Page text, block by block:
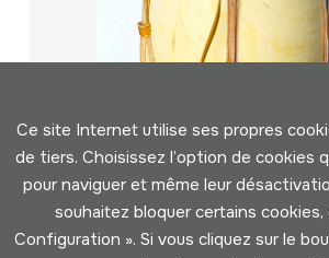
Ce site Internet utilise ses propres
de tiers. Choisissez l’option de cookies
pour naviguer et même leur
souhaitez bloquer certains cookies,
Configuration ». Si vous cliquez sur le